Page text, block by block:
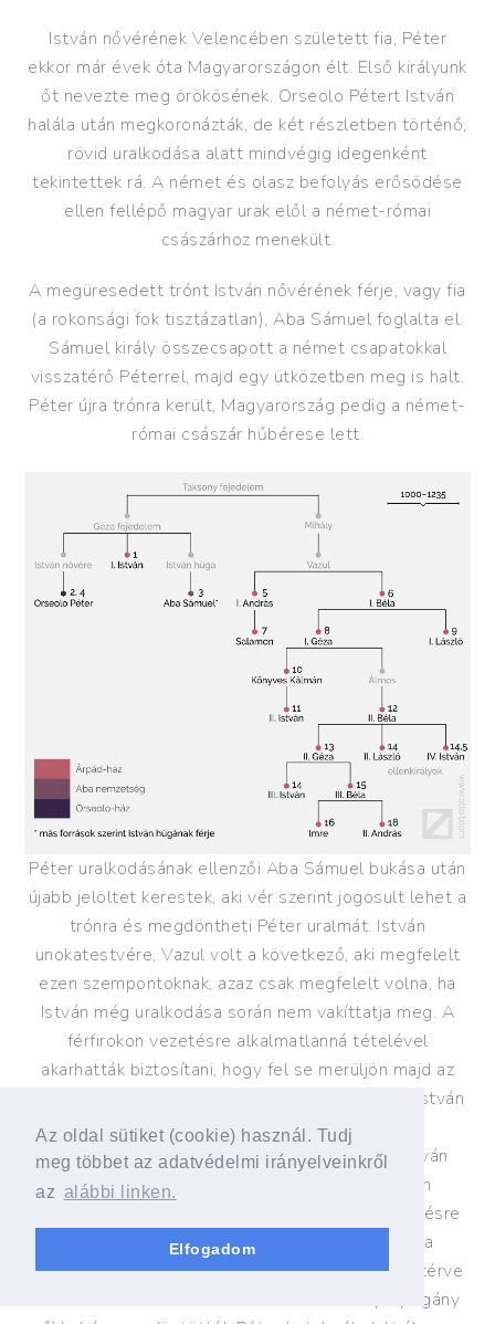
Az oldal sütiket (cookie) használ. Tudj
meg többet az adatvédelmi irányelveinkről
az alábbi linken.
Elfogadom
1350
1550
1600
István nővérének Velencében született fia, Péter
ekkor már évek óta Magyarországon élt. Első királyunk
őt nevezte meg örökösének. Orseolo Pétert István
halála után megkoronázták, de két részletben történő,
rövid uralkodása alatt mindvégig idegenként
tekintettek rá. A német és olasz befolyás erősödése
ellen fellépő magyar urak elől a német-római
császárhoz menekült.
A megüresedett trónt István nővérének férje, vagy fia
(a rokonsági fok tisztázatlan), Aba Sámuel foglalta el.
Sámuel király összecsapott a német csapatokkal
visszatérő Péterrel, majd egy ütközetben meg is halt.
Péter újra trónra került, Magyarország pedig a német-
római császár hűbérese lett.
Péter uralkodásának ellenzői Aba Sámuel bukása után
újabb jelöltet kerestek, aki vér szerint jogosult lehet a
trónra és megdöntheti Péter uralmát. István
unokatestvére, Vazul volt a következő, aki megfelelt
ezen szempontoknak, azaz csak megfelelt volna, ha
István még uralkodása során nem vakíttatja meg. A
férfirokon vezetésre alkalmatlanná tételével
akarhatták biztosítani, hogy fel se merüljön majd az
öröklésnél az ősi szeniorátus elv visszatérése (István
védelmében legyen mondva, vannak olyan
feltételezések, hogy Vazul megvakíttatása István
feleségéhez kötődik, és Vazul fiait épp István
mentette meg a hasonló sorstól, mikor menekülésre
buzdította őket). Vazul két fia, András és Béla
Lengyelországba menekültek, majd innen visszatérve
szövetkeztek az Orseolo Péter ellen fellépő pogány